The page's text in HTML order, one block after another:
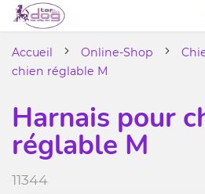
Accueil Online-Shop
chien réglable M
Harnais pour
réglable M
11344